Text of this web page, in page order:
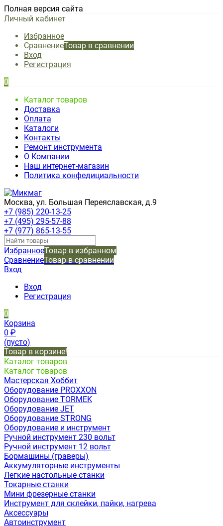
Полная версия сайта
Личный кабинет
Избранное
СравнениеТовар в сравнении
Вход
Регистрация
0
Каталог товаров
Доставка
Оплата
Каталоги
Контакты
Ремонт инструмента
О Компании
Наш интернет-магазин
Политика конфедициальности
Москва, ул. Большая Переяславская, д.9
+7 (985) 220-13-25
+7 (495) 295-57-88
+7 (977) 865-13-55
ИзбранноеТовар в избранном
СравнениеТовар в сравнении
Вход
Вход
Регистрация
0
Корзина
0 ₽
(пусто)
Товар в корзине!
Каталог товаров
Каталог товаров
Мастерская Хоббит
Оборудование PROXXON
Оборудование TORMEK
Оборудование JET
Оборудование STRONG
Оборудование и инструмент
Ручной инструмент 230 вольт
Ручной инструмент 12 вольт
Бормашины (граверы)
Аккумуляторные инструменты
Легкие настольные станки
Токарные станки
Мини фрезерные станки
Инструмент для склейки, пайки, нагрева
Аксессуары
Автоинструмент